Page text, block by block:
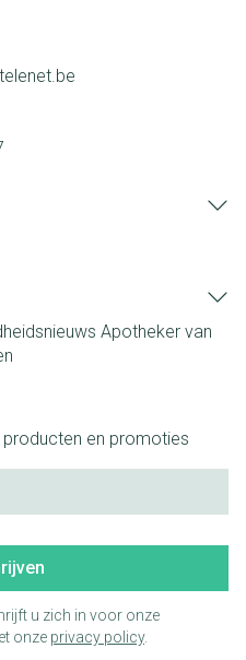
telenet.be
Apotheker van
en promoties
u zich in voor onze
onze privacy policy.